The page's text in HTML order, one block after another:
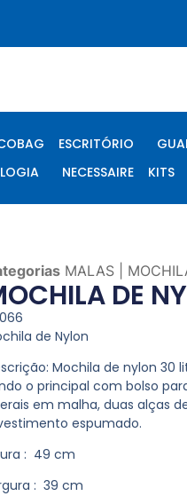
ESCRITÓRIO
NECESSAIRE KITS
MALAS |
DE
de Nylon
Mochila de nylon 30
o principal com bolso
em malha, duas alças
espumado.
: 49 cm
: 39 cm